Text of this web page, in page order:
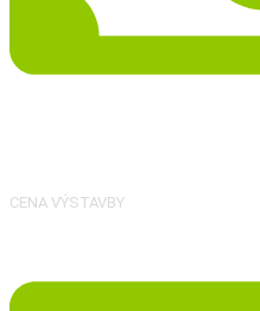
CENA VÝSTAVBY